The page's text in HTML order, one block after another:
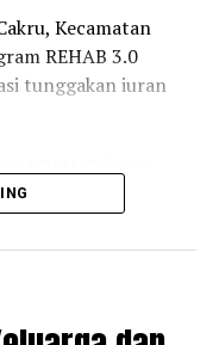
Kecamatan
REHAB 3.0
tunggakan iuran
Pekerja)
petugas BPJS
dan prosedur